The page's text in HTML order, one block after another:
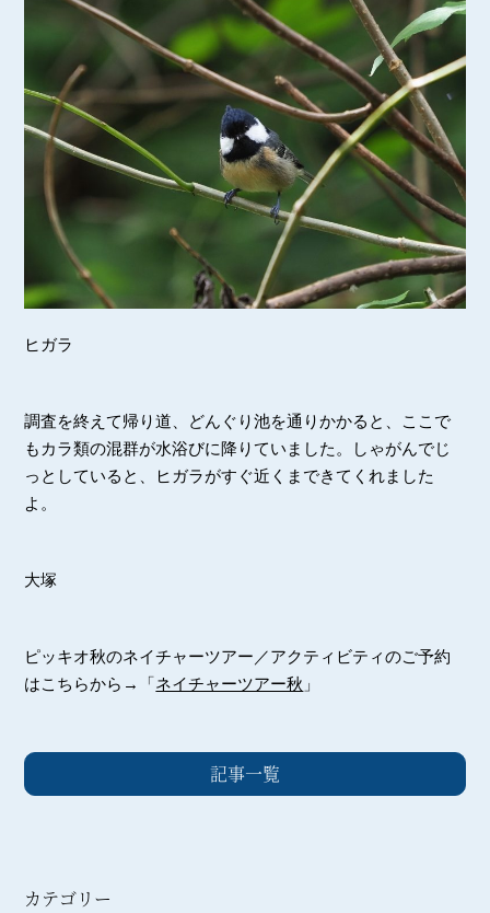
ヒガラ
調査を終えて帰り道、どんぐり池を通りかかると、ここで
もカラ類の混群が水浴びに降りていました。しゃがんでじ
っとしていると、ヒガラがすぐ近くまできてくれました
よ。
大塚
ピッキオ秋のネイチャーツアー／アクティビティのご予約
はこちらから→「ネイチャーツアー秋 」
記事一覧
カテゴリー